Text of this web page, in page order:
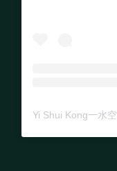
Yi Shui Kong一水空